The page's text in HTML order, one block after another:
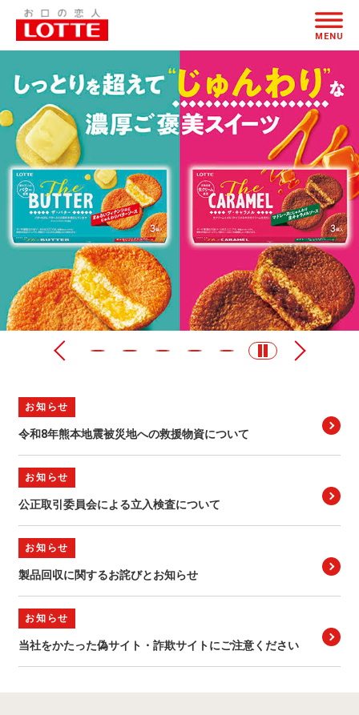
お
口
恋
人
LOTTE
MENU
お知らせ
令和8年熊本地震被災地への救援物資について
お知らせ
公正取引委員会による立入検査について
お知らせ
製品回収に関するお詫びとお知らせ
お知らせ
当社をかたった偽サイト・詐欺サイトにご注意ください